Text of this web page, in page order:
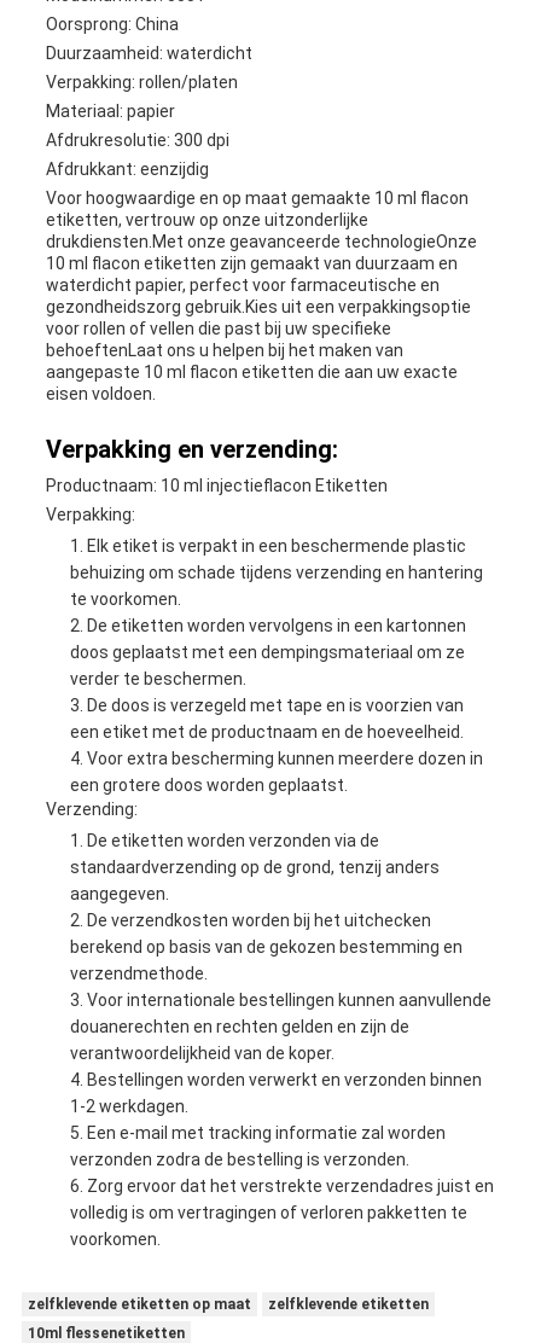
Oorsprong: China
Duurzaamheid: waterdicht
Verpakking: rollen/platen
Materiaal: papier
Afdrukresolutie: 300 dpi
Afdrukkant: eenzijdig
Voor hoogwaardige en op maat gemaakte 10 ml flacon
etiketten, vertrouw op onze uitzonderlijke
drukdiensten.Met onze geavanceerde technologieOnze
10 ml flacon etiketten zijn gemaakt van duurzaam en
waterdicht papier, perfect voor farmaceutische en
gezondheidszorg gebruik.Kies uit een verpakkingsoptie
voor rollen of vellen die past bij uw specifieke
behoeftenLaat ons u helpen bij het maken van
aangepaste 10 ml flacon etiketten die aan uw exacte
eisen voldoen.
Verpakking en verzending:
Productnaam: 10 ml injectieflacon Etiketten
Verpakking:
Elk etiket is verpakt in een beschermende plastic
behuizing om schade tijdens verzending en hantering
te voorkomen.
De etiketten worden vervolgens in een kartonnen
doos geplaatst met een dempingsmateriaal om ze
verder te beschermen.
De doos is verzegeld met tape en is voorzien van
een etiket met de productnaam en de hoeveelheid.
Voor extra bescherming kunnen meerdere dozen in
een grotere doos worden geplaatst.
Verzending:
De etiketten worden verzonden via de
standaardverzending op de grond, tenzij anders
aangegeven.
De verzendkosten worden bij het uitchecken
berekend op basis van de gekozen bestemming en
verzendmethode.
Voor internationale bestellingen kunnen aanvullende
douanerechten en rechten gelden en zijn de
verantwoordelijkheid van de koper.
Bestellingen worden verwerkt en verzonden binnen
1-2 werkdagen.
Een e-mail met tracking informatie zal worden
verzonden zodra de bestelling is verzonden.
Zorg ervoor dat het verstrekte verzendadres juist en
volledig is om vertragingen of verloren pakketten te
voorkomen.
zelfklevende etiketten op maat
zelfklevende etiketten
10ml flessenetiketten